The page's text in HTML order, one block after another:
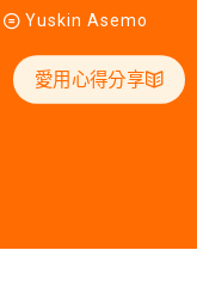
Yuskin Asemo
愛用心得分享